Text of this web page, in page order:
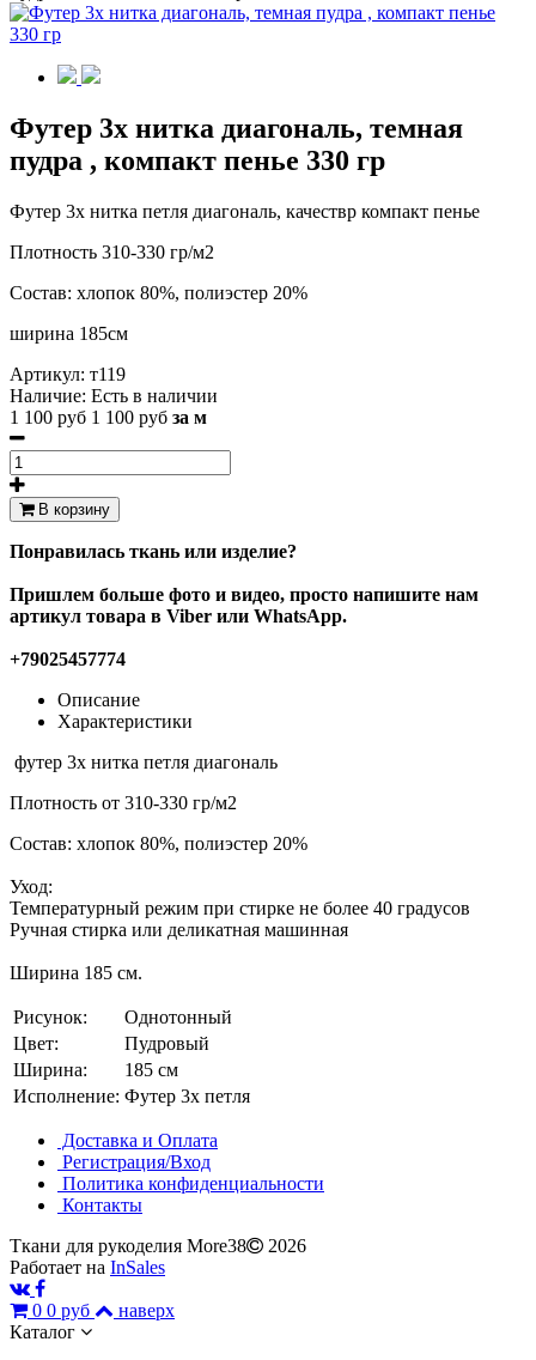
Футер 3х нитка диагональ, темная
пудра , компакт пенье 330 гр
Футер 3х нитка петля диагональ, качествр компакт пенье
Плотность 310-330 гр/м2
Состав: хлопок 80%, полиэстер 20%
ширина 185см
Артикул: т119
Наличие: Есть в наличии
1 100 руб 1 100 руб за м
В корзину
Понравилась ткань или изделие?
Пришлем больше фото и видео, просто напишите нам
артикул товара в Viber или WhatsApp.
+79025457774
Описание
Характеристики
футер 3х нитка петля диагональ
Плотность от 310-330 гр/м2
Состав: хлопок 80%, полиэстер 20%
Уход:
Температурный режим при стирке не более 40 градусов
Ручная стирка или деликатная машинная
Ширина 185 см.
Рисунок:
Однотонный
Цвет:
Пудровый
Ширина:
185 см
Исполнение: Футер 3х петля
Доставка и Оплата
Регистрация/Вход
Политика конфиденциальности
Контакты
Ткани для рукоделия More38
2026
Работает на InSales
0 0 руб
наверх
Каталог